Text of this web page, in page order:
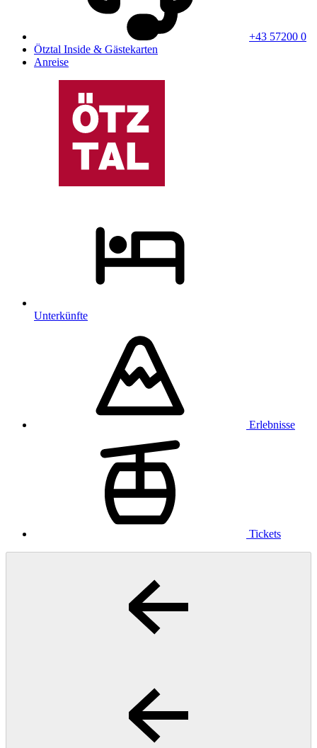
+43 57200 0
Ötztal Inside & Gästekarten
Anreise
Unterkünfte
Erlebnisse
Tickets